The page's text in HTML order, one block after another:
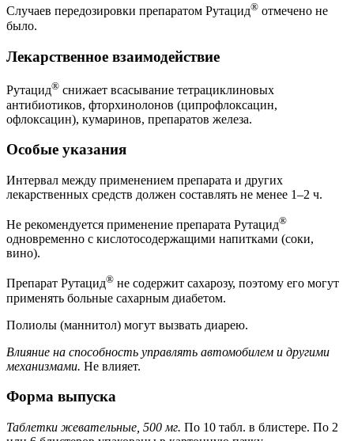
Случаев передозировки препаратом Рутацид® отмечено не
было.
Лекарственное взаимодействие
Рутацид® снижает всасывание тетрациклиновых
антибиотиков, фторхинолонов (ципрофлоксацин,
офлоксацин), кумаринов, препаратов железа.
Особые указания
Интервал между применением препарата и других
лекарственных средств должен составлять не менее 1–2 ч.
Не рекомендуется применение препарата Рутацид®
одновременно с кислотосодержащими напитками (соки,
вино).
Препарат Рутацид® не содержит сахарозу, поэтому его могут
применять больные сахарным диабетом.
Полиолы (маннитол) могут вызвать диарею.
Влияние на способность управлять автомобилем и другими
механизмами. Не влияет.
Форма выпуска
Таблетки жевательные, 500 мг. По 10 табл. в блистере. По 2